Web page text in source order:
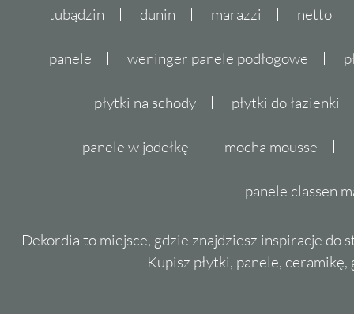
tubądzin dunin marazzi netto
panele weninger panele podłogowe
płytki na schody płytki do łazienki
panele w jodełkę mocha mousse
panele classen
Dekordia to miejsce, gdzie znajdziesz inspiracje do
Kupisz płytki, panele,